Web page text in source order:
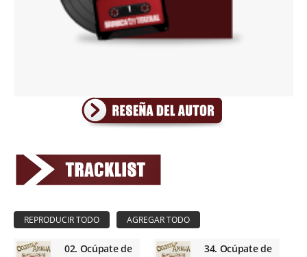
02. Ocúpate de
34. Ocúpate de